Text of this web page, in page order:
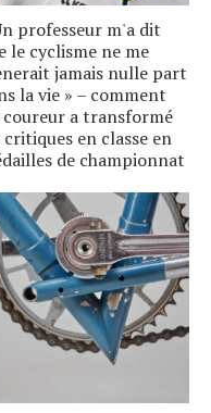
professeur m'a dit
le cyclisme ne me
jamais nulle part
la vie » – comment
a transformé
critiques en classe en
de championnat